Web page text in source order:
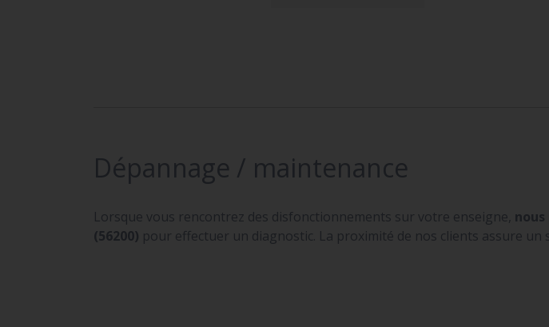
Dépannage / maintenance
Lorsque vous rencontrez des disfonctionnements sur votre enseigne,
(56200) pour effectuer un diagnostic. La proximité de nos clients assure un